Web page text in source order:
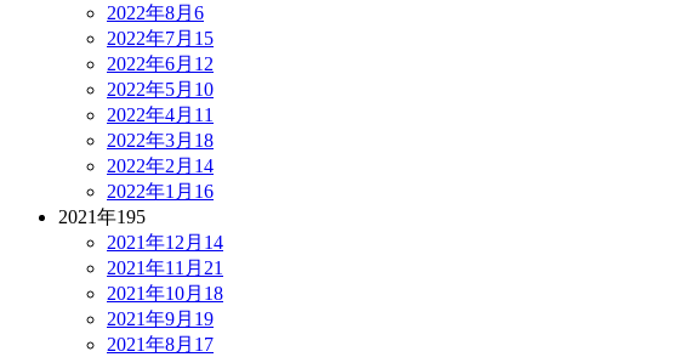
2022年8月 6
2022年7月 15
2022年6月 12
2022年5月 10
2022年4月 11
2022年3月 18
2022年2月 14
2022年1月 16
2021年195
2021年12月 14
2021年11月 21
2021年10月 18
2021年9月 19
2021年8月 17